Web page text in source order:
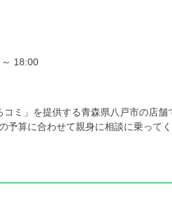
18:00
ミ」を提供する青森県八戸市の店
予算に合わせて親身に相談に乗ってく